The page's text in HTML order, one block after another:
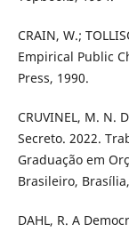
CRAIN, W.;
Empirical Public
Press, 1990.
CRUVINEL, M. N.
Secreto. 2022.
Graduação em
Brasileiro,
DAHL, R. A